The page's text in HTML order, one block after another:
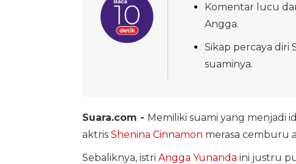
Komentar lucu
Angga.
Sikap percaya
suaminya.
Suara.com - Memiliki suami yang menjadi
aktris Shenina Cinnamon merasa cemburu
Sebaliknya, istri Angga Yunanda ini justru